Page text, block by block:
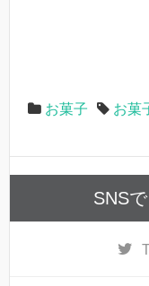
お菓子 お菓
SNS